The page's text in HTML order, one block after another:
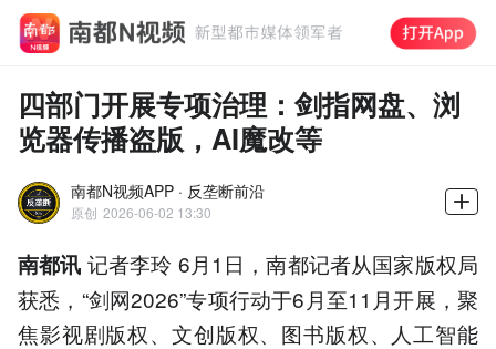
四部门开展专项治理：剑指网盘、浏
览器传播盗版，AI魔改等
南都N视频APP · 反垄断前沿
原创 2026-06-02 13:30
南都讯 记者李玲 6月1日，南都记者从国家版权局
获悉，“剑网2026”专项行动于6月至11月开展，聚
焦影视剧版权、文创版权、图书版权、人工智能